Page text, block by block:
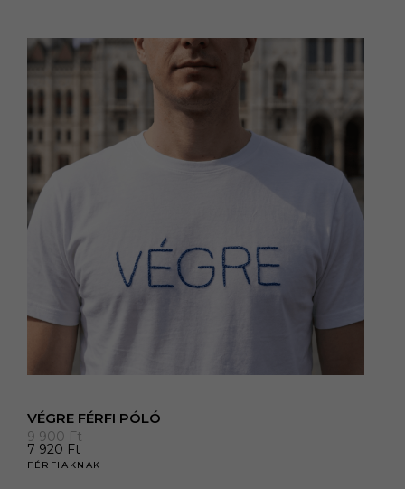
VÉGRE FÉRFI PÓLÓ
9 900Ft
7 920 Ft
FÉRFIAKNAK